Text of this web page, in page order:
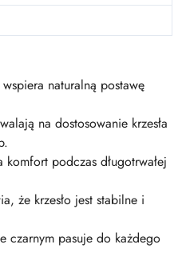
naturalną postawę
na dostosowanie krzesła
komfort podczas długotrwałej
że krzesło jest stabilne i
czarnym pasuje do każdego